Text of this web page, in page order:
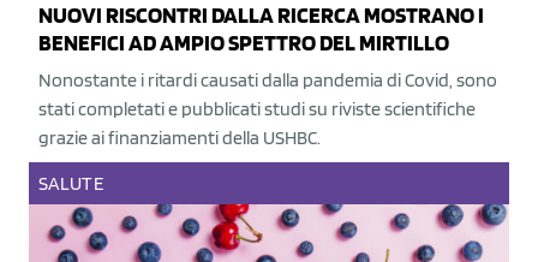
NUOVI RISCONTRI DALLA RICERCA MOSTRANO I
BENEFICI AD AMPIO SPETTRO DEL MIRTILLO
Nonostante i ritardi causati dalla pandemia di Covid, sono
stati completati e pubblicati studi su riviste scientifiche
grazie ai finanziamenti della USHBC.
SALUTE